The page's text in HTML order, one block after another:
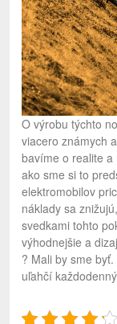
O výrobu týchto
viacero známych
bavíme o realite a
ako sme si to
elektromobilov
náklady sa
svedkami tohto
výhodnejšie a
? Mali by sme
uľahčí